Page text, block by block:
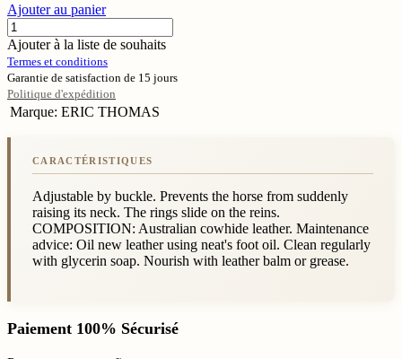
Ajouter au panier
Ajouter à la liste de souhaits
Termes et conditions
Garantie de satisfaction de 15 jours
Politique d'expédition
Marque: ERIC THOMAS
Adjustable by buckle. Prevents the horse from suddenly
raising its neck. The rings slide on the reins.
COMPOSITION: Australian cowhide leather. Maintenance
advice: Oil new leather using neat's foot oil. Clean regularly
with glycerin soap. Nourish with leather balm or grease.
Paiement 100% Sécurisé